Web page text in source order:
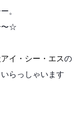
。
〜☆
イ・シー・エスの
らっしゃいま す